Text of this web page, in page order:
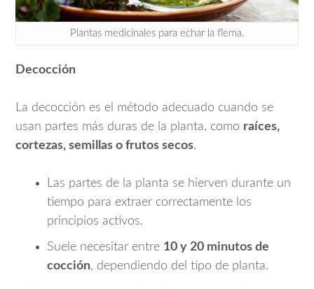
Plantas medicinales para echar la flema.
Decocción
La decocción es el método adecuado cuando se
usan partes más duras de la planta, como raíces,
cortezas, semillas o frutos secos.
Las partes de la planta se hierven durante un
tiempo para extraer correctamente los
principios activos.
Suele necesitar entre 10 y 20 minutos de
cocción, dependiendo del tipo de planta.